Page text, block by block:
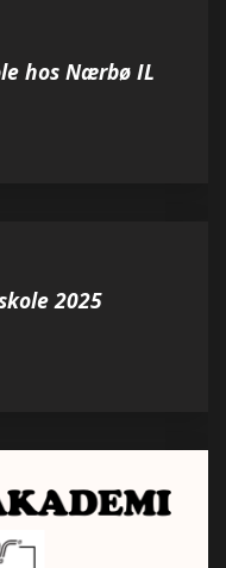
hos Nærbø IL
2025